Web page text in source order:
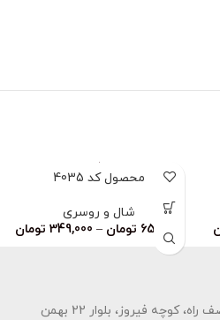
محصول کد 4035
شال و روسری
659,000 تومان –
349,000 تومان
کوچه فیروز، بلوار 22 بهمن